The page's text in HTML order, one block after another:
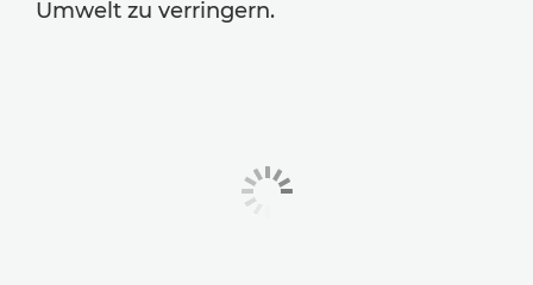
Umwelt zu verringern.